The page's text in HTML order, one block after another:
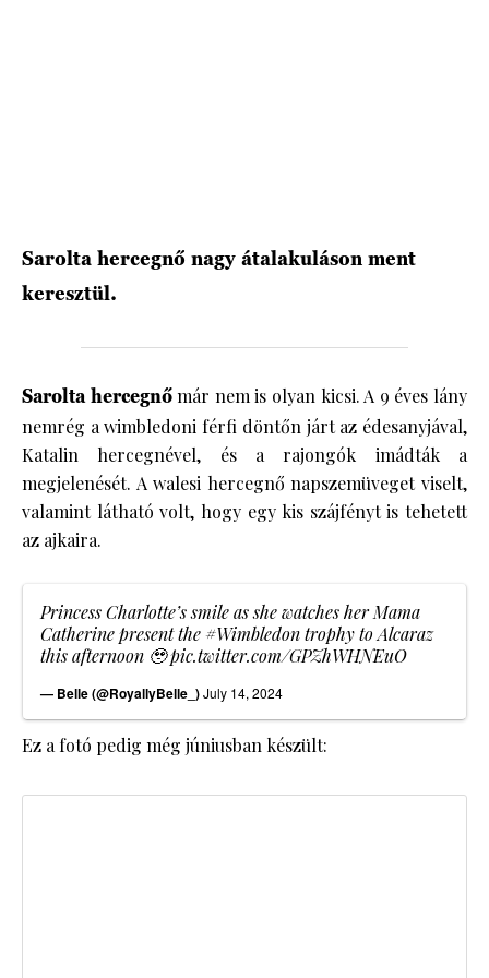
Sarolta hercegnő nagy átalakuláson ment
keresztül.
Sarolta hercegnőmár nem is olyan kicsi. A 9 éves lány
nemrég a wimbledoni férfi döntőn járt az édesanyjával,
Katalin hercegnével, és a rajongók imádták a
megjelenését. A walesi hercegnő napszemüveget viselt,
valamint látható volt, hogy egy kis szájfényt is tehetett
az ajkaira.
Princess Charlotte’s smile as she watches her Mama
Catherine present the#Wimbledontrophy to Alcaraz
this afternoon 🥹pic.twitter.com/GPZhWHNEuO
— Belle (@RoyallyBelle_)July 14, 2024
Ez a fotó pedig még júniusban készült: